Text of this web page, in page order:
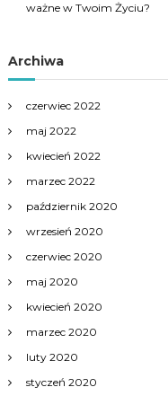
ważne w Twoim Życiu?
Archiwa
czerwiec 2022
maj 2022
kwiecień 2022
marzec 2022
październik 2020
wrzesień 2020
czerwiec 2020
maj 2020
kwiecień 2020
marzec 2020
luty 2020
styczeń 2020